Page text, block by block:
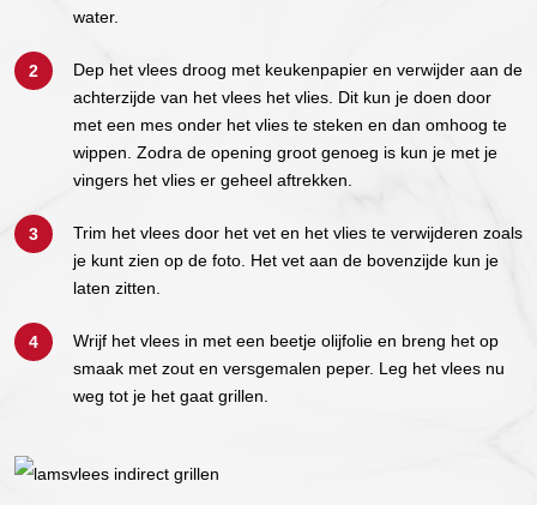
water.
Dep het vlees droog met keukenpapier en verwijder aan de
achterzijde van het vlees het vlies. Dit kun je doen door
met een mes onder het vlies te steken en dan omhoog te
wippen. Zodra de opening groot genoeg is kun je met je
vingers het vlies er geheel aftrekken.
Trim het vlees door het vet en het vlies te verwijderen zoals
je kunt zien op de foto. Het vet aan de bovenzijde kun je
laten zitten.
Wrijf het vlees in met een beetje olijfolie en breng het op
smaak met zout en versgemalen peper. Leg het vlees nu
weg tot je het gaat grillen.